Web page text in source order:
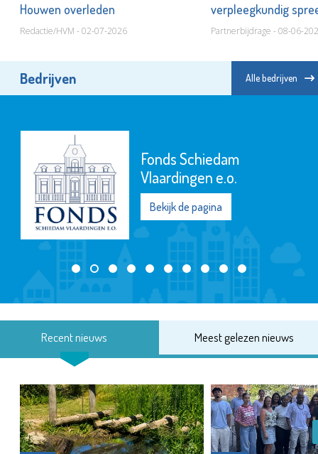
Houwen overleden
Redactie/HVM - 02-07-2026
verpleegkundig
Partnerbijdrage - 08-06-
Bedrijven Alle bedrijven
Fonds Schiedam
Vlaardingen e.o.
Bekijk de pagina
Recent nieuws Meest gelezen nieuws